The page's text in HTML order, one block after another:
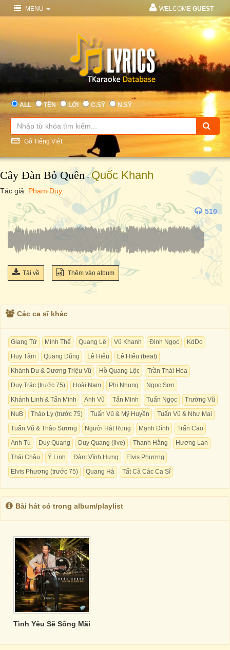
MENU WELCOME GUEST
ALL TÊN LỜI C.SỸ N.SỸ
Gõ Tiếng Việt
Cây Đàn Bỏ Quên-Quốc Khanh
Tác giả: Phạm Duy
510
Tải về Thêm vào album
Các ca sĩ khác
Giang Tử Minh Thế Quang Lê Vũ Khanh Đinh Ngọc
KdDo
Huy Tâm
Quang Dũng Lê Hiếu
Lê Hiếu (beat)
Khánh Du & Dương Triệu Vũ
Hồ Quang Lộc
Trần Thái Hòa
Duy Trác (trước 75)
Hoài Nam Phi Nhung
Ngọc Sơn
Khánh Linh & Tấn Minh
Anh Vũ Tấn Minh Tuấn Ngọc
Trường Vũ
NuB
Thảo Ly (trước 75) Tuấn Vũ & Mỹ Huyền
Tuấn Vũ & Như Mai
Tuấn Vũ & Thảo Sương
Người Hát Rong Mạnh Đình
Trẩn Cao
Anh Tú
Duy Quang Duy Quang (live) Thanh Hằng
Hương Lan
Thái Châu
Ý Linh Đàm Vĩnh Hưng
Elvis Phương
Elvis Phương (trước 75)
Quang Hà Tất Cả Các Ca Sĩ
Bài hát có trong album/playlist
Tình Yêu Sẽ Sống Mãi